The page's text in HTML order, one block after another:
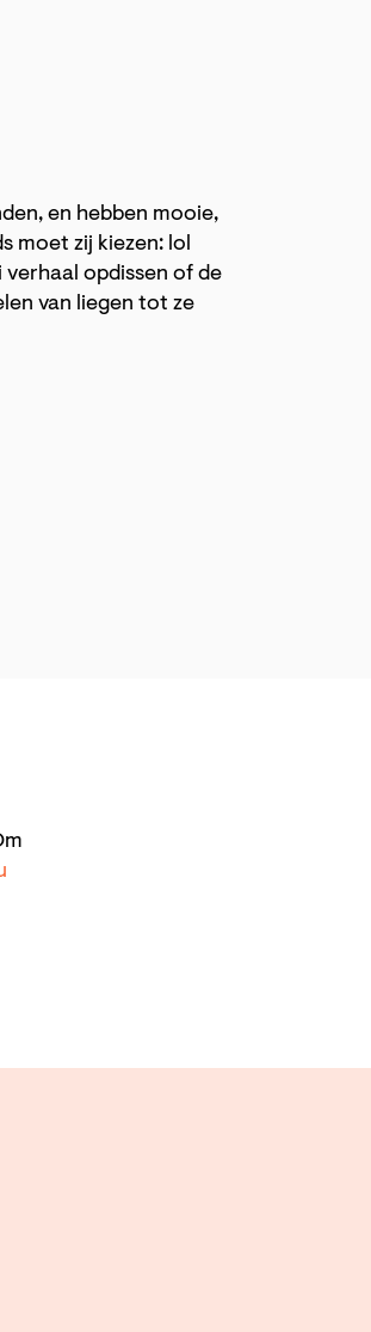
en hebben mooie,
moet zij kiezen: lol
verhaal opdissen of de
van liegen tot ze